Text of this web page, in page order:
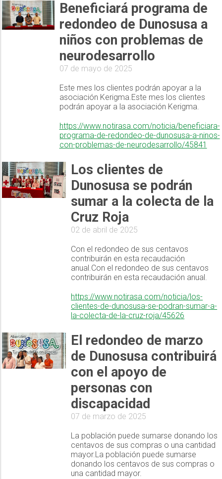
Beneficiará programa de
redondeo de Dunosusa a
niños con problemas de
neurodesarrollo
07 de mayo de 2025
Este mes los clientes podrán apoyar a la
asociación Kerigma.Este mes los clientes
podrán apoyar a la asociación Kerigma.
https://www.notirasa.com/noticia/beneficiara-
programa-de-redondeo-de-dunosusa-a-ninos-
con-problemas-de-neurodesarrollo/45841
Los clientes de
Dunosusa se podrán
sumar a la colecta de la
Cruz Roja
02 de abril de 2025
Con el redondeo de sus centavos
contribuirán en esta recaudación
anual.Con el redondeo de sus centavos
contribuirán en esta recaudación anual.
https://www.notirasa.com/noticia/los-
clientes-de-dunosusa-se-podran-sumar-a-
la-colecta-de-la-cruz-roja/45626
El redondeo de marzo
de Dunosusa contribuirá
con el apoyo de
personas con
discapacidad
07 de marzo de 2025
La población puede sumarse donando los
centavos de sus compras o una cantidad
mayor.La población puede sumarse
donando los centavos de sus compras o
una cantidad mayor.